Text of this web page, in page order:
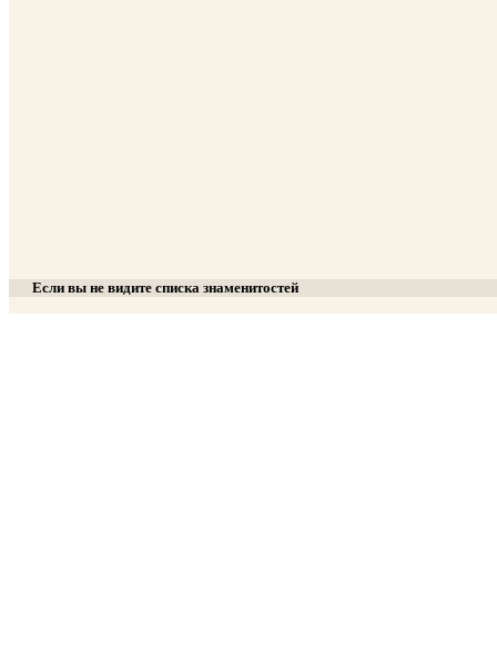
Если вы не видите списка знаменитостей